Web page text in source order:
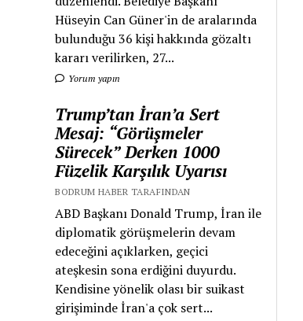
Hüseyin Can Güner'in de aralarında
bulunduğu 36 kişi hakkında gözaltı
kararı verilirken, 27...
Yorum yapın
Trump’tan İran’a Sert
Mesaj: “Görüşmeler
Sürecek” Derken 1000
Füzelik Karşılık Uyarısı
BODRUM HABER TARAFINDAN
ABD Başkanı Donald Trump, İran ile
diplomatik görüşmelerin devam
edeceğini açıklarken, geçici
ateşkesin sona erdiğini duyurdu.
Kendisine yönelik olası bir suikast
girişiminde İran'a çok sert...